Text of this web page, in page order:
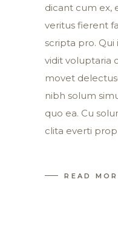
dicant cum ex,
veritus fierent
scripta pro.
vidit voluptaria
movet
nibh solum
quo ea. Cu
clita everti
READ